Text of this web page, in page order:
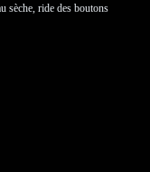
sèche, ride des boutons